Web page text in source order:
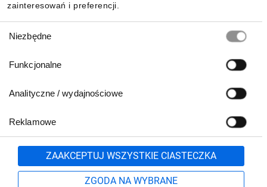
zainteresowań i preferencji.
zgody
Niezbędne
Funkcjonalne
Analityczne / wydajnościowe
Reklamowe
ZAAKCEPTUJ WSZYSTKIE CIASTECZKA
ZGODA NA WYBRANE
801 500 700 lub
71 37 61 600
Formularz kontaktowy